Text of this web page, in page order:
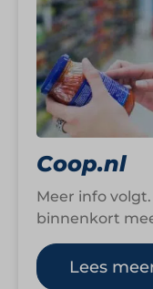
Coop.nl
Meer info
binnenkort
moment
Lees